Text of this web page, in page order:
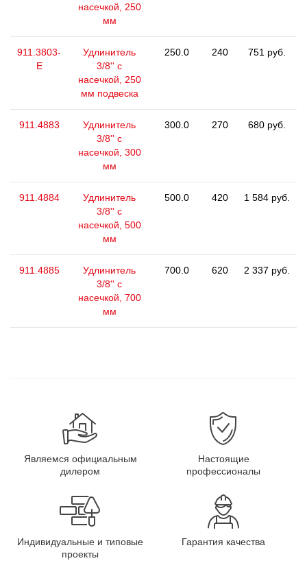
насечкой, 250
мм
911.3803-
E
Удлинитель
3/8'' с
насечкой, 250
мм подвеска
250.0 240 751 руб.
911.4883
Удлинитель
3/8'' с
насечкой, 300
мм
300.0 270 680 руб.
911.4884
Удлинитель
3/8'' с
насечкой, 500
мм
500.0 420 1 584 руб.
911.4885
Удлинитель
3/8'' с
насечкой, 700
мм
700.0 620 2 337 руб.
Являемся официальным
дилером
Настоящие
профессионалы
Индивидуальные и типовые
проекты
Гарантия качества